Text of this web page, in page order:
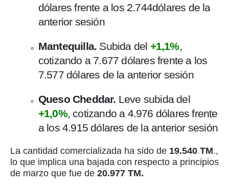
dólares frente a los 2.744dólares de la
anterior sesión
Mantequilla. Subida del +1,1%,
cotizando a 7.677 dólares frente a los
7.577 dólares de la anterior sesión
Queso Cheddar. Leve subida del
+1,0%, cotizando a 4.976 dólares frente
a los 4.915 dólares de la anterior sesión
La cantidad comercializada ha sido de 19.540 TM.,
lo que implica una bajada con respecto a principios
de marzo que fue de 20.977 TM.